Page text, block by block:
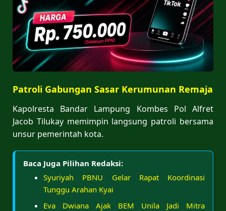
Patroli Gabungan Sasar Kerumunan Remaja
Kapolresta Bandar Lampung Kombes Pol Alfret
Jacob Tilukay memimpin langsung patroli bersama
unsur pemerintah kota.
Baca Juga Pilihan Redaksi:
Syuriyah PBNU Gelar Rapat Koordinasi
Tunggu Arahan Kyai
Eva Dwiana Ajak BEM Unila Jadi Mitra